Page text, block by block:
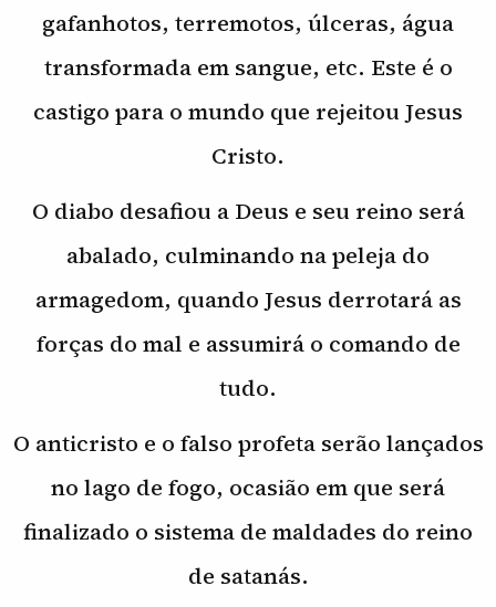
gafanhotos, terremotos, úlceras, água
transformada em sangue, etc. Este é o
castigo para o mundo que rejeitou Jesus
Cristo.
O diabo desafiou a Deus e seu reino será
abalado, culminando na peleja do
armagedom, quando Jesus derrotará as
forças do mal e assumirá o comando de
tudo.
O anticristo e o falso profeta serão lançados
no lago de fogo, ocasião em que será
finalizado o sistema de maldades do reino
de satanás.